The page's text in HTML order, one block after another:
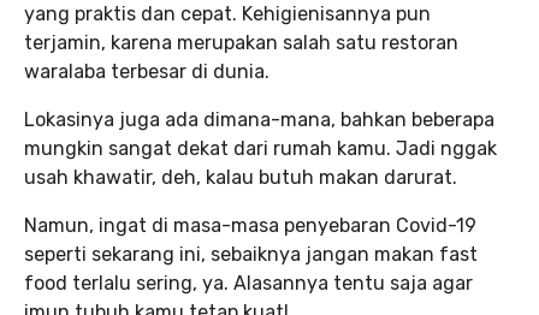
yang praktis dan cepat. Kehigienisannya pun
terjamin, karena merupakan salah satu restoran
waralaba terbesar di dunia.
Lokasinya juga ada dimana-mana, bahkan beberapa
mungkin sangat dekat dari rumah kamu. Jadi nggak
usah khawatir, deh, kalau butuh makan darurat.
Namun, ingat di masa-masa penyebaran Covid-19
seperti sekarang ini, sebaiknya jangan makan fast
food terlalu sering, ya. Alasannya tentu saja agar